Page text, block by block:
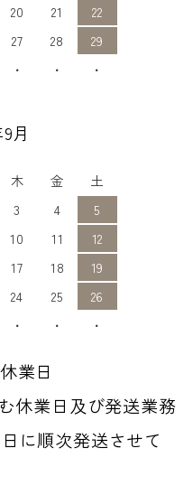
20 21
22
27 28
29
・ ・ ・
月
木 金
土
3 4
5
10 11
12
17 18
19
24 25
26
・ ・ ・
業日
休業日及び発送業務
に順次発送させて